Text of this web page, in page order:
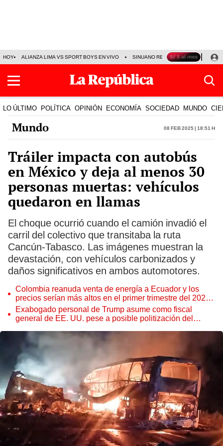
HOY ALIANZA LIMA VS SPORT BOYS EN VIVO SINUANO RESULTADOS HOY
LO ÚLTIMO POLÍTICA OPINIÓN ECONOMÍA SOCIEDAD MUNDO
Mundo 08 Feb 2025 | 18:51 h
Tráiler impacta con autobús
en México y deja al menos 30
personas muertas: vehículos
quedaron en llamas
El choque ocurrió cuando el camión invadió el
carril del colectivo que transitaba la ruta
Cancún-Tabasco. Las imágenes muestran la
devastación, con vehículos carbonizados y
daños significativos en ambos automotores.
Colombia reanuda venta de energía a Ecuador y los
precios serían más altos en el primer trimestre del 2027,
según Cenace
Exabogado personal de Trump asume como fiscal
general de EE. UU. pese a posible politización del